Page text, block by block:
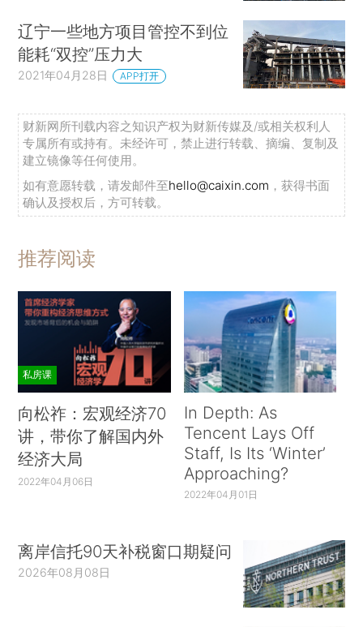
辽宁一些地方项目管控不到位
能耗“双控”压力大
2021年04月28日 APP打开
财新网所刊载内容之知识产权为财新传媒及/或相关权利人
专属所有或持有。未经许可，禁止进行转载、摘编、复制及
建立镜像等任何使用。
如有意愿转载，请发邮件至hello@caixin.com ，获得书面
确认及授权后，方可转载。
推荐阅读
私房课
向松祚：宏观经济70
讲，带你了解国内外
经济大局
2022年04月06日
In Depth: As
Tencent Lays Off
Staff, Is Its ‘Winter’
Approaching?
2022年04月01日
离岸信托90天补税窗口期疑问
2026年08月08日